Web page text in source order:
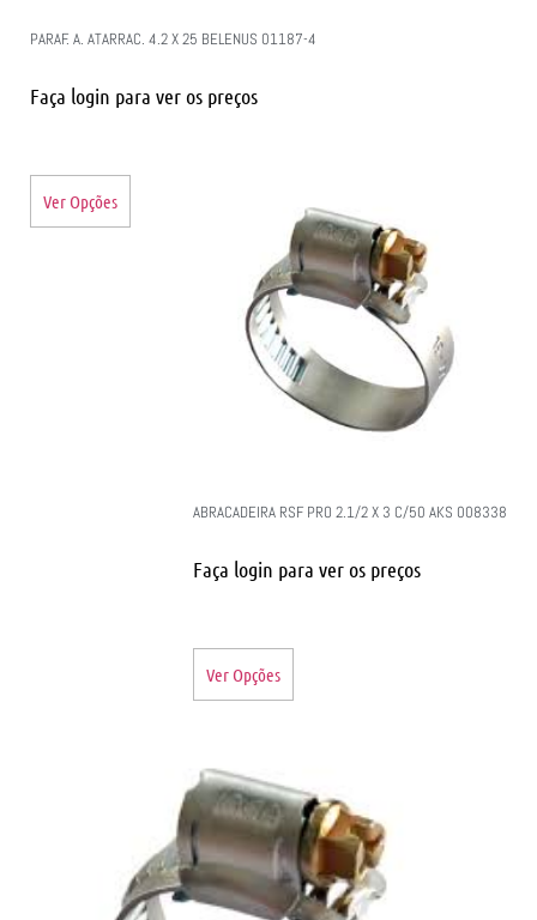
PARAF. A. ATARRAC. 4.2 X 25 BELENUS 01187-4
Faça login para ver os preços
Ver Opções
ABRACADEIRA RSF PRO 2.1/2 X 3 C/50 AKS 008338
Faça login para ver os preços
Ver Opções